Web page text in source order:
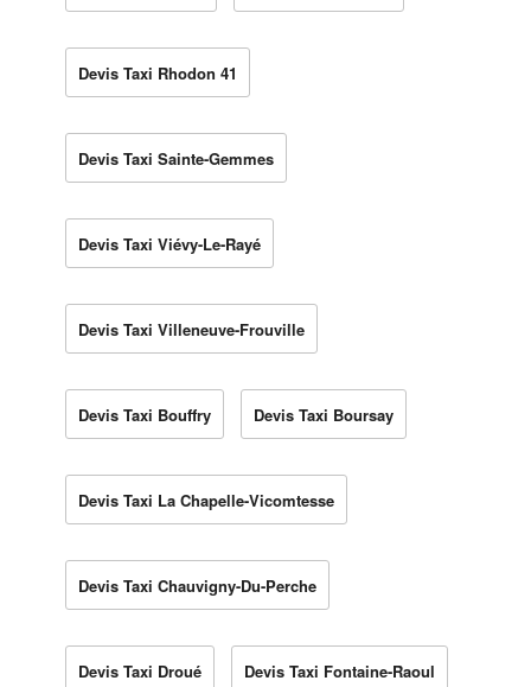
Devis Taxi Rhodon 41
Devis Taxi Sainte-Gemmes
Devis Taxi Viévy-Le-Rayé
Devis Taxi Villeneuve-Frouville
Devis Taxi Bouffry Devis Taxi Boursay
Devis Taxi La Chapelle-Vicomtesse
Devis Taxi Chauvigny-Du-Perche
Devis Taxi Droué Devis Taxi Fontaine-Raoul